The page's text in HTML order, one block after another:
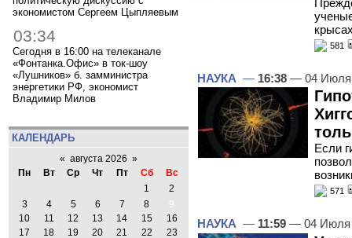
экономистом Сергеем Цыпляевым
03:34
Сегодня в 16:00 на телеканале
«Фонтанка.Офис» в ток-шоу
«Лушников» б. замминистра
энергетики РФ, экономист
Владимир Милов
КАЛЕНДАРЬ
« августа 2026 »
Пн
Вт Ср Чт Пт Сб
Вс
1
2
3
4 5 6 7 8
9
10
11 12 13 14 15
16
17
18 19 20 21 22
23
581
НАУКА — 16:38 — 04 Июля
Если
571
НАУКА — 11:59 — 04 Июля